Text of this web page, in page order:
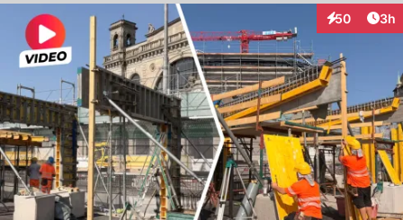
50
Interaktionen
3h